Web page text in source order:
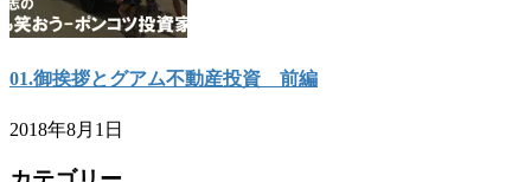
01.御挨拶とグアム不動産投資 前編
2018年8月1日